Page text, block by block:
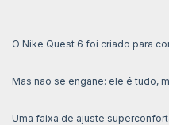
O Nike Quest 6 foi criado para
Mas não se engane: ele é tudo,
Uma faixa de ajuste